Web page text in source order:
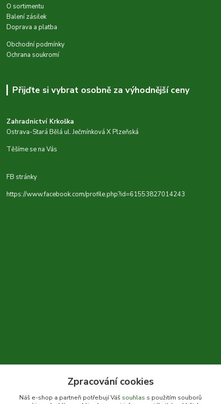
O sortimentu
Balení zásilek
Doprava a platba
Obchodní podmínky
Ochrana soukromí
Přijďte si vybrat osobně za výhodnější ceny
Zahradnictví Krkoška
Ostrava-Stará Bělá ul. Ječmínková X Plzeňská
Těšíme se na Vás
FB stránky
https://www.facebook.com/profile.php?id=61553827014243
+420 604 310 066
Zpracování cookies
Náš e-shop a partneři potřebují Váš souhlas s použitím souborů